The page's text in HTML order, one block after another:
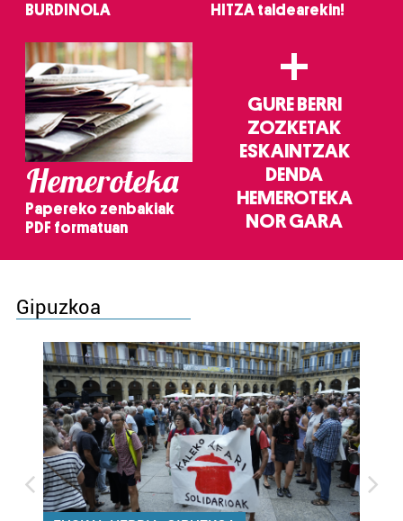
BURDINOLA
HITZA taldearekin!
Hemeroteka
Papereko zenbakiak
PDF formatuan
+
GURE BERRI
ZOZKETAK
ESKAINTZAK
DENDA
HEMEROTEKA
NOR GARA
Gipuzkoa